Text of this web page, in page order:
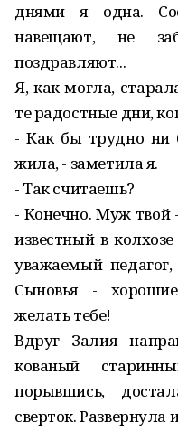
днями я одна.
навещают, не
поздравляют...
Я, как могла,
те радостные дни,
- Как бы трудно ни
жила, - заметила я.
- Так считаешь?
- Конечно. Муж твой
известный в
уважаемый
Сыновья -
желать тебе!
Вдруг Залия
кованый
порывшись,
сверток. Развернула